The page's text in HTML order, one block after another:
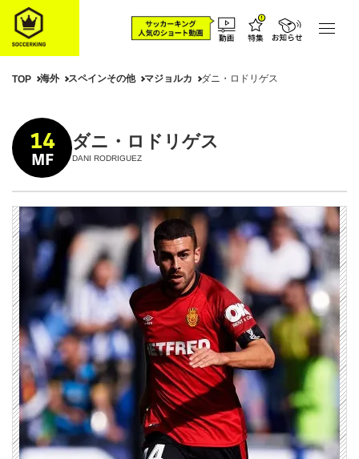
TOP 海外 スペインその他 マジョルカ ダニ・ロドリゲス
14
MF
ダニ・ロドリゲス
DANI RODRIGUEZ